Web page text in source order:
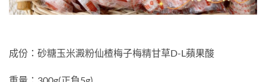
成份：砂糖玉米澱粉仙楂梅子梅精甘草D-L蘋果酸